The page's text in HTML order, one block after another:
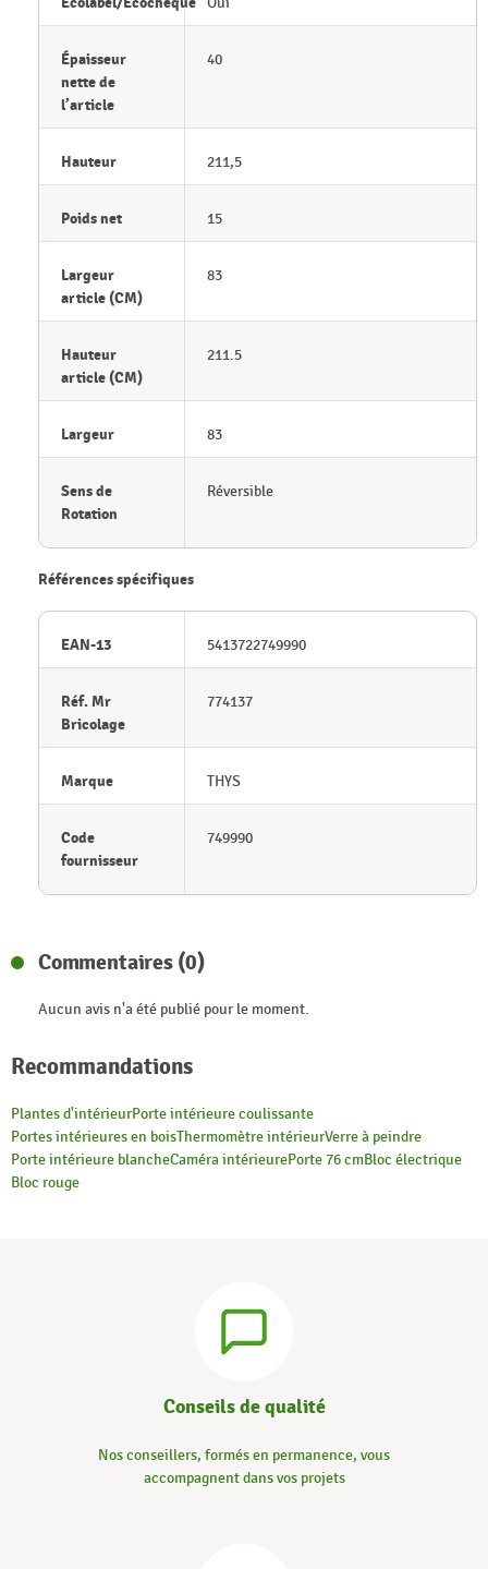
Épaisseur
nette de
l’article
40
Hauteur 211,5
Poids net 15
Largeur
article (CM)
83
Hauteur
article (CM)
211.5
Largeur 83
Sens de
Rotation
Réversible
Références spécifiques
EAN-13 5413722749990
Réf. Mr
Bricolage
774137
Marque THYS
Code
fournisseur
749990
Commentaires (0)
Aucun avis n'a été publié pour le moment.
Recommandations
Plantes d'intérieurPorte intérieure coulissante
Portes intérieures en boisThermomètre intérieurVerre à peindre
Porte intérieure blancheCaméra intérieurePorte 76 cmBloc électrique
Bloc rouge
Conseils de qualité
Nos conseillers, formés en permanence, vous
accompagnent dans vos projets